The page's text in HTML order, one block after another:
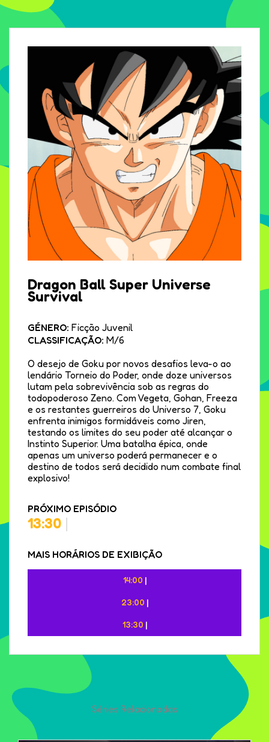
Dragon Ball Super Universe
Survival
GÉNERO: Ficção Juvenil
CLASSIFICAÇÃO: M/6
O desejo de Goku por novos desafios leva-o ao
lendário Torneio do Poder, onde doze universos
lutam pela sobrevivência sob as regras do
todopoderoso Zeno. Com Vegeta, Gohan, Freeza
e os restantes guerreiros do Universo 7, Goku
enfrenta inimigos formidáveis como Jiren,
testando os limites do seu poder até alcançar o
Instinto Superior. Uma batalha épica, onde
apenas um universo poderá permanecer e o
destino de todos será decidido num combate final
explosivo!
PRÓXIMO EPISÓDIO
13:30 |
MAIS HORÁRIOS DE EXIBIÇÃO
14:00 |
23:00 |
13:30 |
Séries Relacionadas